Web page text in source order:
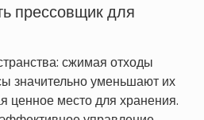
прессовщик для
сжимая отходы
значительно уменьшают их
ценное место для хранения.